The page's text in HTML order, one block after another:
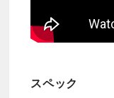
スペック